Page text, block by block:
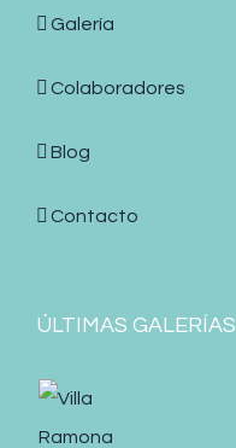
Galería
Colaboradores
Blog
Contacto
ÚLTIMAS GALERÍAS